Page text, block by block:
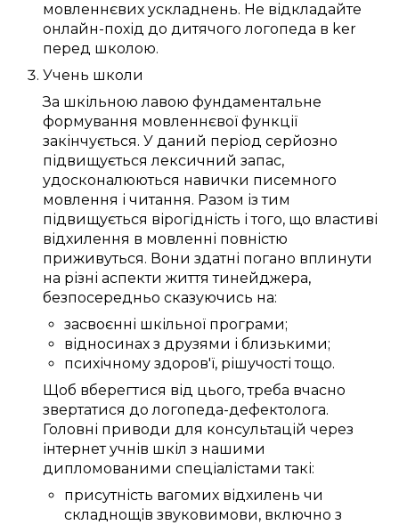
мовленнєвих ускладнень. Не відкладайте
онлайн-похід до дитячого логопеда в ker
перед школою.
Учень школи
За шкільною лавою фундаментальне
формування мовленнєвої функції
закінчується. У даний період серйозно
підвищується лексичний запас,
удосконалюються навички писемного
мовлення і читання. Разом із тим
підвищується вірогідність і того, що властиві
відхилення в мовленні повністю
приживуться. Вони здатні погано вплинути
на різні аспекти життятинейджера,
безпосередньо сказуючись на:
засвоєнні шкільної програми;
відносинах з друзями і близькими;
психічному здоров'ї, рішучості тощо.
Щоб вберегтися від цього,треба вчасно
звертатися дологопеда-дефектолога.
Головні приводи для консультацій через
інтернет учнів шкіл з нашими
дипломованими спеціалістами такі:
присутність вагомих відхилень чи
складнощів звуковимови, включно з